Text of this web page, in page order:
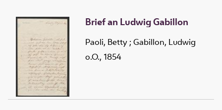
Brief an Ludwig Gabillon
Paoli, Betty ; Gabillon, Ludwig
o.O., 1854